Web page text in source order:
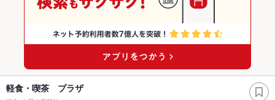
軽食・喫茶 プラザ